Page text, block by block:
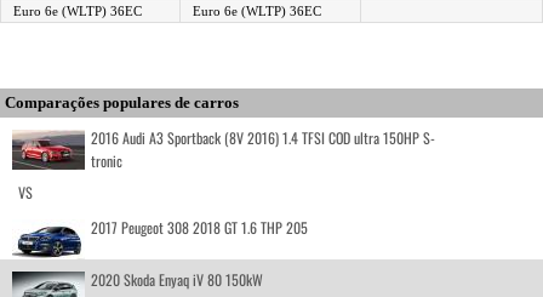
Euro 6e (WLTP) 36EC Euro 6e (WLTP) 36EC
Comparações populares de carros
2016 Audi A3 Sportback (8V 2016) 1.4 TFSI COD ultra 150HP S-
tronic
VS
2017 Peugeot 308 2018 GT 1.6 THP 205
2020 Skoda Enyaq iV 80 150kW